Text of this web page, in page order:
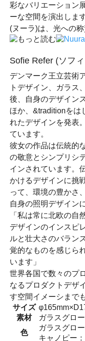
彩なバリエーション
ーな空間を演出しま
(ヌーラ)は、光への
Sofie Refer (ソフ
デンマーク王立芸術
トデザイン、ガラス
後、自身のデザイン
ほか、&traditionをは
れたデザインを発表
ています。
彼女の作品は伝統的
の敬意とシンプリシ
インされています。
かけるデザインに挑
って、環境の豊かさ
自身の照明デザイン
「私は常に北欧の自
デザインのインスピ
ルと壮大さのバラン
覚的なものを感じら
います」
世界各国で数々のプ
なるプロダクトデザ
す空間イメーシまで
サイズ
素材
ガラスグロ
色
ガラスグロ
キャノピー